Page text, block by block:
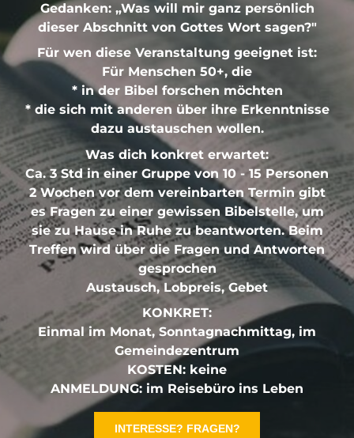
Gedanken: „Was will mir ganz persönlich
dieser Abschnitt von Gottes Wort sagen?"
Für wen diese Veranstaltung geeignet ist:
Für Menschen 50+, die
* in der Bibel forschen möchten
* die sich mit anderen über ihre Erkenntnisse
dazu austauschen wollen.
Was dich konkret erwartet:
Ca. 3 Std in einer Gruppe von 10 - 15 Personen
2 Wochen vor dem vereinbarten Termin gibt
es Fragen zu einer gewissen Bibelstelle, um
sie zu Hause in Ruhe zu beantworten. Beim
Treffen wird über die Fragen und Antworten
gesprochen
Austausch, Lobpreis, Gebet
KONKRET:
Einmal im Monat, Sonntagnachmittag, im
Gemeindezentrum
KOSTEN: keine
ANMELDUNG: im Reisebüro ins Leben
INTERESSE? FRAGEN?